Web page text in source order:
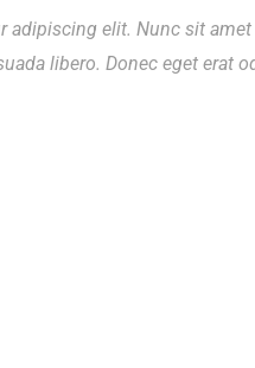
adipiscing elit. Nunc sit
libero. Donec eget erat